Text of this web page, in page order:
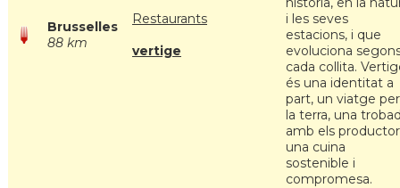
Brusselles
88 km
Restaurants
vertige
i les seves
estacions, i que
evoluciona
cada collita.
és una identitat a
part, un viatge per
la terra, una
amb els
una cuina
sostenible i
compromesa.